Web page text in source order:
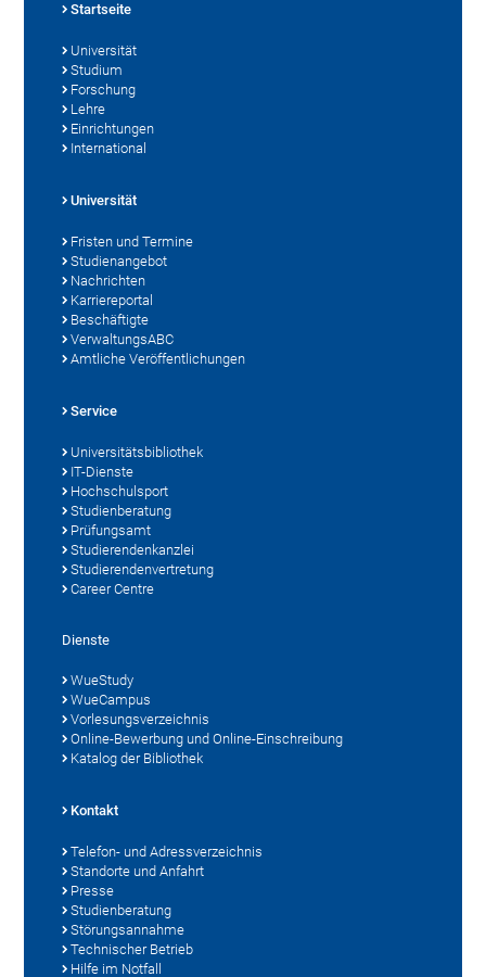
Startseite
Universität
Studium
Forschung
Lehre
Einrichtungen
International
Universität
Fristen und Termine
Studienangebot
Nachrichten
Karriereportal
Beschäftigte
VerwaltungsABC
Amtliche Veröffentlichungen
Service
Universitätsbibliothek
IT-Dienste
Hochschulsport
Studienberatung
Prüfungsamt
Studierendenkanzlei
Studierendenvertretung
Career Centre
Dienste
WueStudy
WueCampus
Vorlesungsverzeichnis
Online-Bewerbung und Online-Einschreibung
Katalog der Bibliothek
Kontakt
Telefon- und Adressverzeichnis
Standorte und Anfahrt
Presse
Studienberatung
Störungsannahme
Technischer Betrieb
Hilfe im Notfall